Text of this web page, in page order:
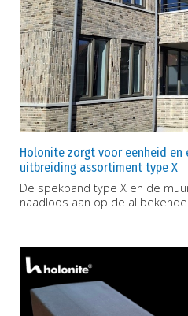
Holonite zorgt voor eenheid en
uitbreiding assortiment type X
De spekband type X en de
naadloos aan op de al